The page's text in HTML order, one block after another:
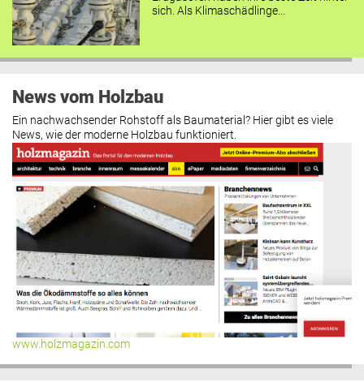
sich. Als Klimaschädlinge...
News vom Holzbau
Ein nachwachsender Rohstoff als Baumaterial? Hier gibt es viele
News, wie der moderne Holzbau funktioniert.
www.holzmagazin.com